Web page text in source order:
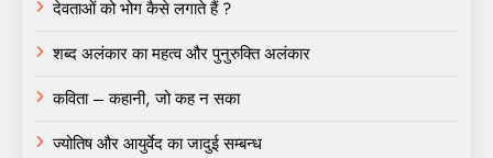
देवताओं को भोग कैसे लगाते हैं ?
शब्द अलंकार का महत्व और पुनुरुक्ति अलंकार
कविता – कहानी, जो कह न सका
ज्योतिष और आयुर्वेद का जादुई सम्बन्ध